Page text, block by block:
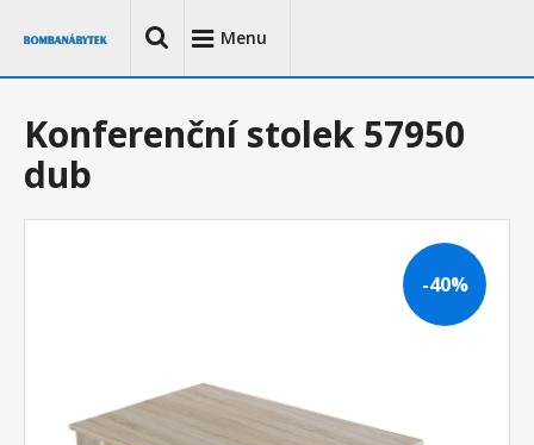
Menu
-40%
Konferenční stolek 57950
dub